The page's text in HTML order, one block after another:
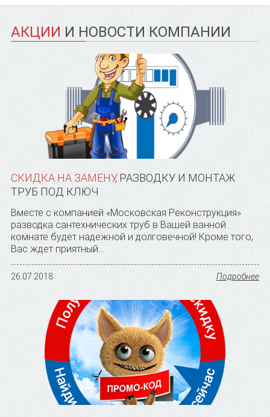
АКЦИИ И НОВОСТИ КОМПАНИИ
СКИДКА НА ЗАМЕНУ, РАЗВОДКУ И МОНТАЖ
ТРУБ ПОД КЛЮЧ
Вместе с компанией «Московская Реконструкция»
разводка сантехнических труб в Вашей ванной
комнате будет надежной и долговечной! Кроме того,
Вас ждет приятный...
26.07.2018 Подробнее